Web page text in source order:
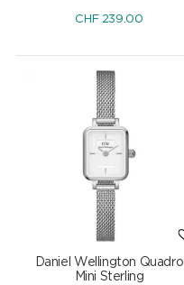
CHF239.00
Daniel Wellington Quadro
Mini Sterling